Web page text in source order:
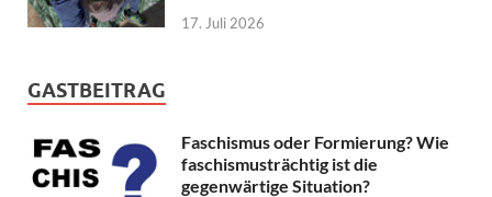
17. Juli 2026
GASTBEITRAG
Faschismus oder Formierung? Wie
faschismusträchtig ist die
gegenwärtige Situation?